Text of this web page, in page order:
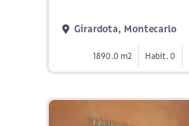
Girardota, Montecarlo
1890.0 m2 Habit. 0